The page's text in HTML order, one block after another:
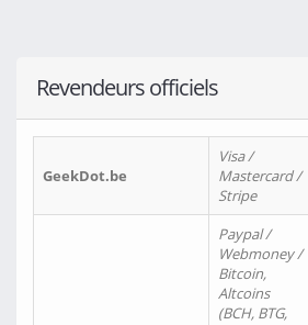
Revendeurs officiels
GeekDot.be
Visa /
Mastercard /
Stripe
Paypal /
Webmoney /
Bitcoin,
Altcoins
(BCH, BTG,